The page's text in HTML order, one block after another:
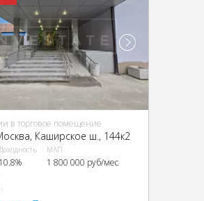
в торговое помещение
Каширское ш., 144к2
10.8%
МАП
1 800 000 руб/мес